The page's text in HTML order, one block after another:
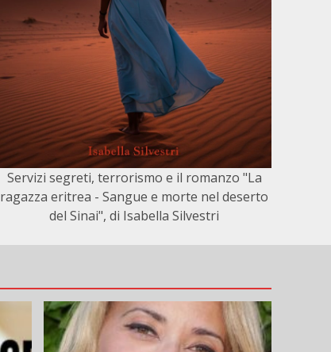
Servizi segreti, terrorismo e il romanzo "La
ragazza eritrea - Sangue e morte nel deserto
del Sinai", di Isabella Silvestri